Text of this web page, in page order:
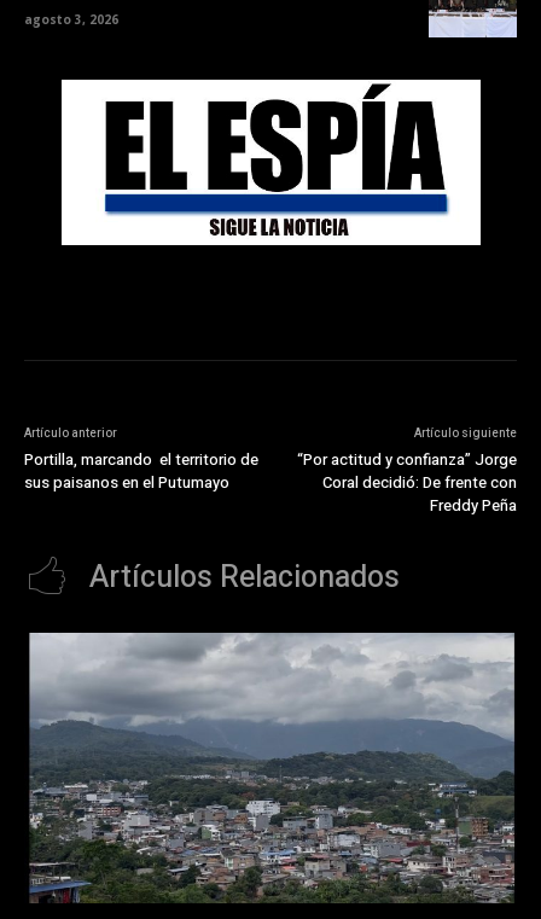
agosto 3, 2026
Artículo anterior
Portilla, marcando el territorio de
sus paisanos en el Putumayo
Artículo siguiente
“Por actitud y confianza” Jorge
Coral decidió: De frente con
Freddy Peña
Artículos Relacionados